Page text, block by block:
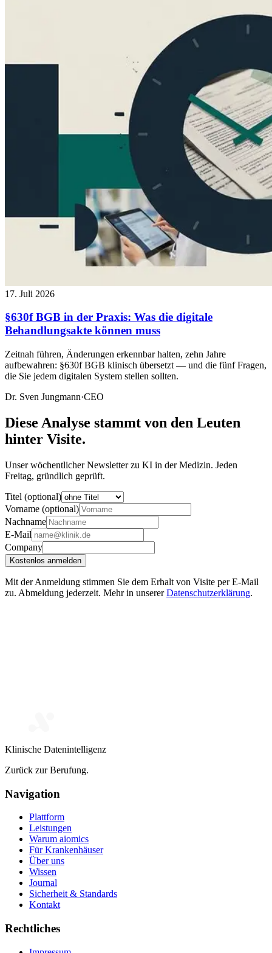
17. Juli 2026
§630f BGB in der Praxis: Was die digitale
Behandlungsakte können muss
Zeitnah führen, Änderungen erkennbar halten, zehn Jahre
aufbewahren: §630f BGB klinisch übersetzt — und die fünf Fragen,
die Sie jedem digitalen System stellen sollten.
Dr. Sven Jungmann·CEO
Diese Analyse stammt von den Leuten
hinter Visite.
Unser wöchentlicher Newsletter zu KI in der Medizin. Jeden
Freitag, gründlich geprüft.
Titel (optional)
Vorname (optional)
Nachname
E-Mail
Company
Kostenlos anmelden
Mit der Anmeldung stimmen Sie dem Erhalt von Visite per E-Mail
zu. Abmeldung jederzeit. Mehr in unserer Datenschutzerklärung.
Klinische Datenintelligenz
Zurück zur Berufung.
Navigation
Plattform
Leistungen
Warum aiomics
Für Krankenhäuser
Über uns
Wissen
Journal
Sicherheit & Standards
Kontakt
Rechtliches